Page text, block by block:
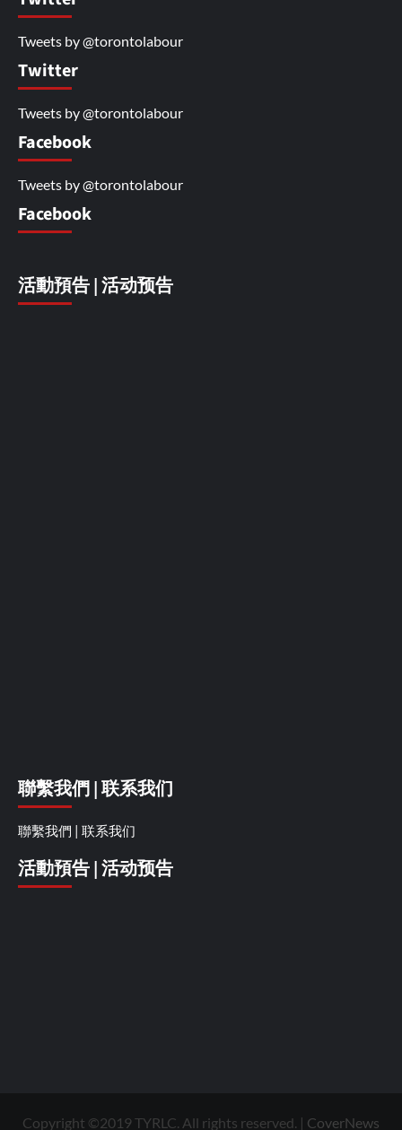
Tweets by @torontolabour
Twitter
Tweets by @torontolabour
Facebook
Tweets by @torontolabour
Facebook
活動預告 | 活动预告
聯繫我們 | 联系我们
聯繫我們 | 联系我们
活動預告 | 活动预告
Copyright ©2019 TYRLC. All rights reserved. | CoverNews